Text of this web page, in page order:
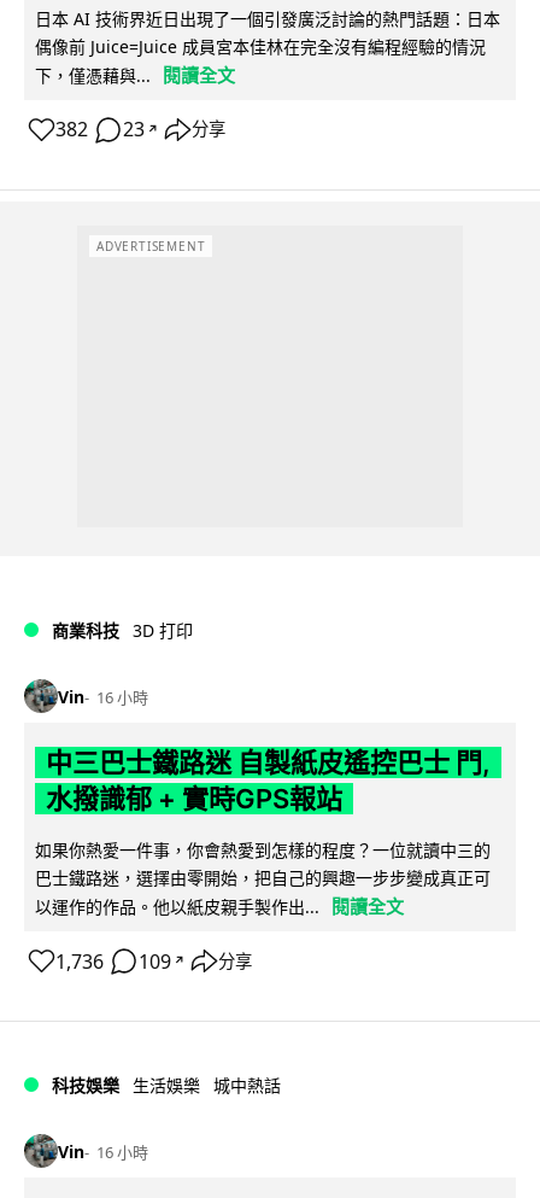
日本 AI 技術界近日出現了一個引發廣泛討論的熱門話題：日本
偶像前 Juice=Juice 成員宮本佳林在完全沒有編程經驗的情況
下，僅憑藉與...
閱讀全文
382 23 ↗ 分享
ADVERTISEMENT
商業科技 3D 打印
Vin 16 小時
中三巴士鐵路迷 自製紙皮遙控巴士 門,
水撥識郁 + 實時GPS報站
如果你熱愛一件事，你會熱愛到怎樣的程度？一位就讀中三的
巴士鐵路迷，選擇由零開始，把自己的興趣一步步變成真正可
以運作的作品。他以紙皮親手製作出...
閱讀全文
1,736 109 ↗ 分享
科技娛樂 生活娛樂 城中熱話
Vin 16 小時